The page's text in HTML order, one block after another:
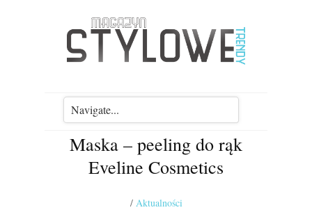
Maska – peeling do rąk
Eveline Cosmetics
/ Aktualności